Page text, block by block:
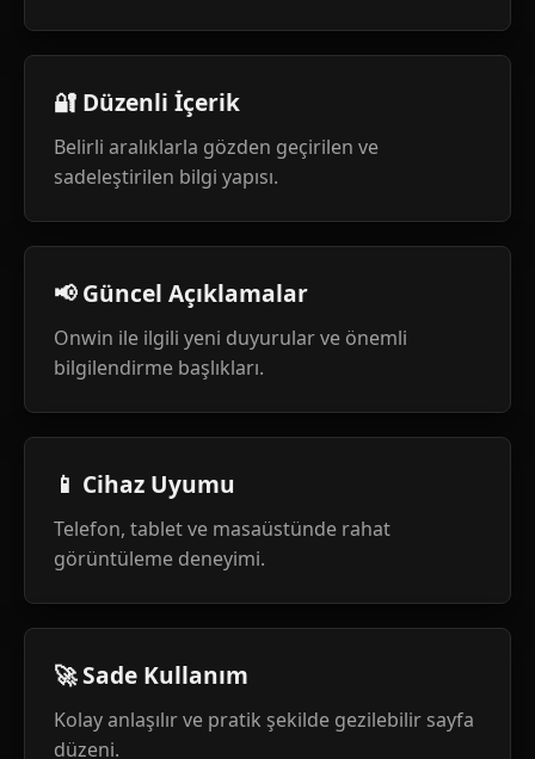
🔐 Düzenli İçerik
Belirli aralıklarla gözden geçirilen ve
sadeleştirilen bilgi yapısı.
📢 Güncel Açıklamalar
Onwin ile ilgili yeni duyurular ve önemli
bilgilendirme başlıkları.
📱 Cihaz Uyumu
Telefon, tablet ve masaüstünde rahat
görüntüleme deneyimi.
🚀 Sade Kullanım
Kolay anlaşılır ve pratik şekilde gezilebilir sayfa
düzeni.